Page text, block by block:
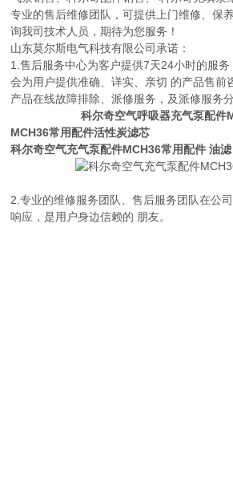
专业的售后维修团队，可提供上门维修、保
询我司技术人员，期待为您服务！
山东莫尔斯电气科技有限公司承诺：
1.售后服务中心为客户提供7天24小时的服
会为用户提供准确、详实、亲切 的产品售前
产品在线故障排除、派修服务，及派修服务分
科尔奇空气呼吸器充气泵配件
MCH36常用配件活性炭滤芯
科尔奇空气充气泵配件MCH36常用配件 油滤
2.专业的维修服务团队、售后服务团队在公
响应，是用户身边信赖的 朋友。